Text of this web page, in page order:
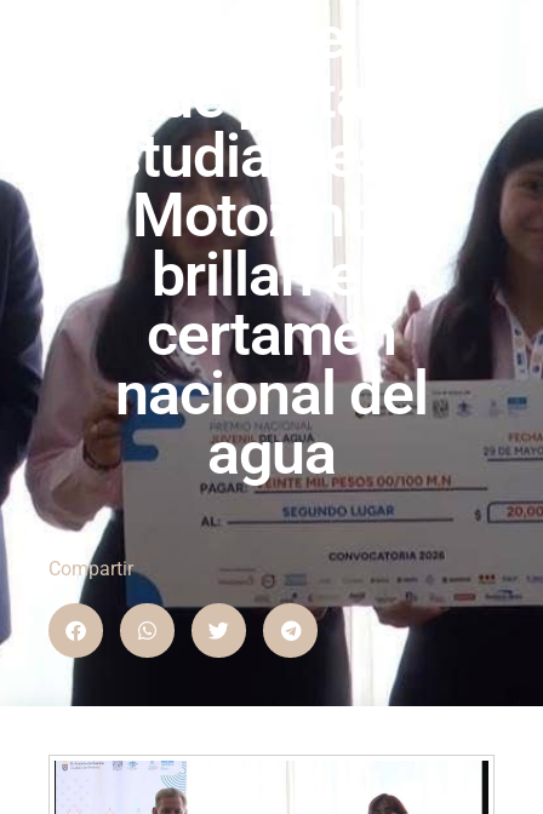
Chiapas se viste
de plata:
estudiantes de
Motozintla
brillan en
certamen
nacional del
agua
Compartir